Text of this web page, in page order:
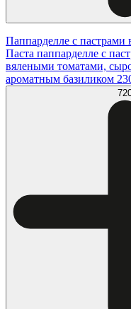
Паппарделле с пастрами
Паста паппарделле с
вялеными томатами,
ароматным базиликом